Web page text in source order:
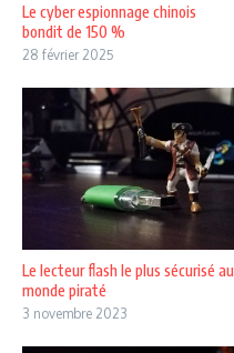
Le cyber espionnage chinois
bondit de 150 %
28 février 2025
Le lecteur flash le plus sécurisé au
monde piraté
3 novembre 2023